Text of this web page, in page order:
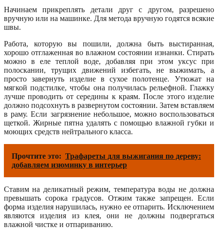
Начинаем прикреплять детали друг с другом, разрешено
вручную или на машинке. Для метода вручную годятся всякие
швы.
Работа, которую вы пошили, должна быть выстиранная,
хорошо отглаженная во влажном состоянии изнанки. Стирать
можно в еле теплой воде, добавляя при этом уксус при
полоскании, трущих движений избегать, не выжимать, а
просто завернуть изделие в сухое полотенце. Утюжат на
мягкой подстилке, чтобы она получилась рельефной. Глажку
лучше проводить от середины к краям. После этого изделие
должно подсохнуть в развернутом состоянии. Затем вставляем
в раму. Если загрязнение небольшое, можно воспользоваться
щеткой. Жирные пятна удалять с помощью влажной губки и
моющих средств нейтрального класса.
Прочтите это: Трафареты для выжигания по дереву:
добавляем изюминку в интерьер
Ставим на деликатный режим, температура воды не должна
превышать сорока градусов. Отжим также запрещен. Если
форма изделия нарушилась, нужно ее отпарить. Исключением
являются изделия из клея, они не должны подвергаться
влажной чистке и отпариванию.